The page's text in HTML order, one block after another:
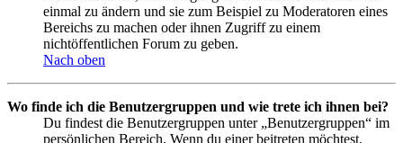
einmal zu ändern und sie zum Beispiel zu Moderatoren eines
Bereichs zu machen oder ihnen Zugriff zu einem
nichtöffentlichen Forum zu geben.
Nach oben
Wo finde ich die Benutzergruppen und wie trete ich ihnen bei?
Du findest die Benutzergruppen unter „Benutzergruppen“ im
persönlichen Bereich. Wenn du einer beitreten möchtest,